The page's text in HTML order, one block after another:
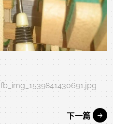
fb_img_1539841430691.jpg
下一篇